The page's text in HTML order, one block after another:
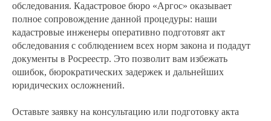
обследования. Кадастровое бюро «Аргос» оказывает
полное сопровождение данной процедуры: наши
кадастровые инженеры оперативно подготовят акт
обследования с соблюдением всех норм закона и подадут
документы в Росреестр. Это позволит вам избежать
ошибок, бюрократических задержек и дальнейших
юридических осложнений.
Оставьте заявку на консультацию или подготовку акта